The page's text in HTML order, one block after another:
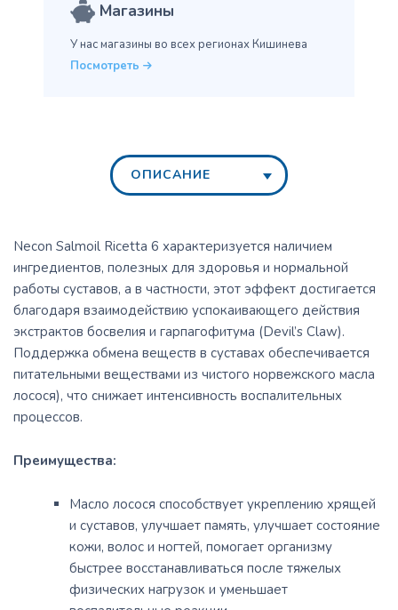
Магазины
У нас магазины во всех регионах Кишинева
Посмотреть
ОПИСАНИЕ
Necon Salmoil Ricetta 6 характеризуется наличием
ингредиентов, полезных для здоровья и нормальной
работы суставов, а в частности, этот эффект достигается
благодаря взаимодействию успокаивающего действия
экстрактов босвелия и гарпагофитума (Devil’s Claw).
Поддержка обмена веществ в суставах обеспечивается
питательными веществами из чистого норвежского масла
лосося), что снижает интенсивность воспалительных
процессов.
Преимущества:
Масло лосося способствует укреплению хрящей
и суставов, улучшает память, улучшает состояние
кожи, волос и ногтей, помогает организму
быстрее восстанавливаться после тяжелых
физических нагрузок и уменьшает